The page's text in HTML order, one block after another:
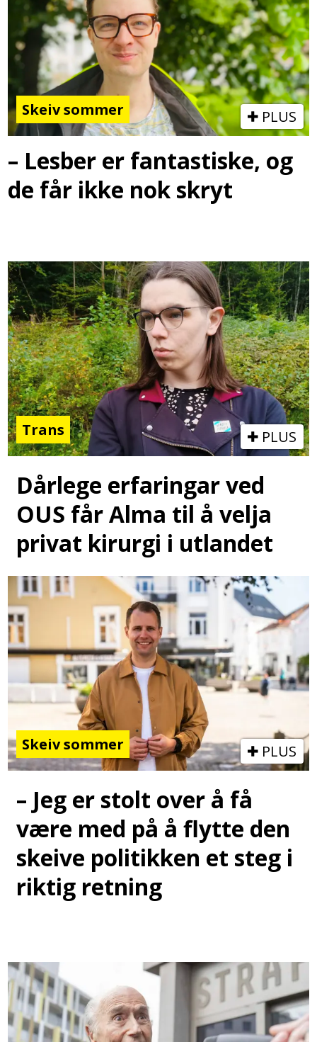
Skeiv sommer PLUS
– Lesber er fantastiske, og
de får ikke nok skryt
Trans PLUS
Dårlege erfaringar ved
OUS får Alma til å velja
privat kirurgi i utlandet
Skeiv sommer PLUS
– Jeg er stolt over å få
være med på å flytte den
skeive politikken et steg i
riktig retning